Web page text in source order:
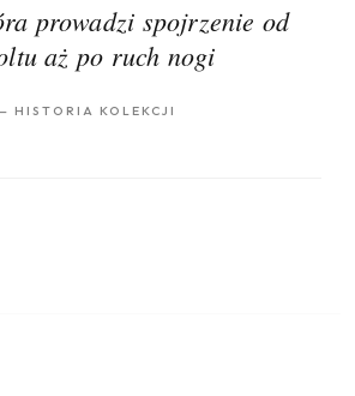
prowadzi spojrzenie od
aż po ruch nogi
HISTORIA KOLEKCJI